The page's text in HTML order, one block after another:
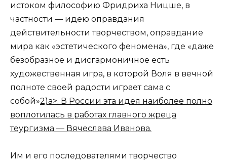
истоком философию Фридриха Ницше, в
частности — идею оправдания
действительности творчеством, оправдание
мира как «эстетического феномена», где «даже
безобразное и дисгармоничное есть
художественная игра, в которой Воля в вечной
полноте своей радости играет сама с
собой»2)a>. В России эта идея наиболее полно
воплотилась в работах главного жреца
теургизма — Вячеслава Иванова.
Им и его последователями творчество